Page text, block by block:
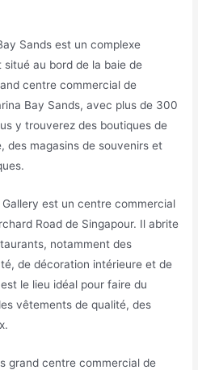
Sands est un complexe
au bord de la baie de
centre commercial de
Bay Sands, avec plus de 300
y trouverez des boutiques de
des magasins de souvenirs et
est un centre commercial
Road de Singapour. Il abrite
notamment des
de décoration intérieure et de
le lieu idéal pour faire du
vêtements de qualité, des
grand centre commercial de